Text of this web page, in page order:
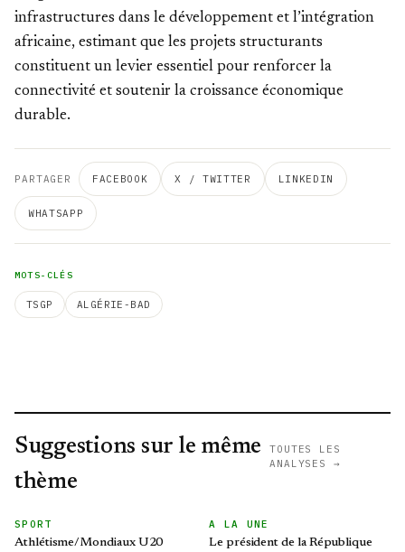
infrastructures dans le développement et l’intégration
africaine, estimant que les projets structurants
constituent un levier essentiel pour renforcer la
connectivité et soutenir la croissance économique
durable.
PARTAGER FACEBOOK X / TWITTER LINKEDIN
WHATSAPP
MOTS-CLÉS
TSGP ALGÉRIE-BAD
Suggestions sur le même
thème
TOUTES LES
ANALYSES →
SPORT
Athlétisme/Mondiaux U20
A LA UNE
Le président de la République